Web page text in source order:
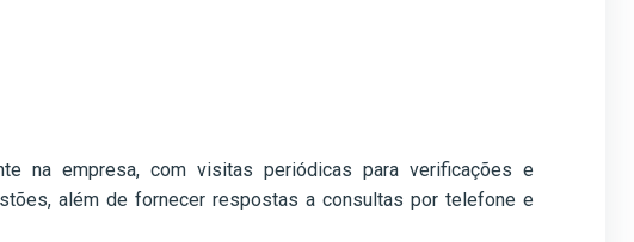
na empresa, com visitas periódicas para verificações e
além de fornecer respostas a consultas por telefone e